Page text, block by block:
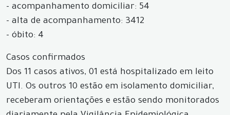
- acompanhamento domiciliar: 54
- alta de acompanhamento: 3412
- óbito: 4
Casos confirmados
Dos 11 casos ativos, 01 está hospitalizado em leito
UTI. Os outros 10 estão em isolamento domiciliar,
receberam orientações e estão sendo monitorados